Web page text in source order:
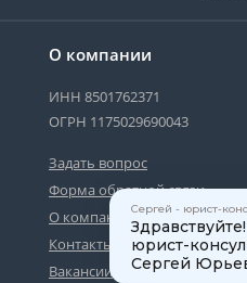
О компании
ИНН 8501762371
ОГРН 1175029690043
Задать вопрос
Форма обратной связи
О компании
Контакты
Вакансии
Сергей - юрист-
юрист-
Сергей